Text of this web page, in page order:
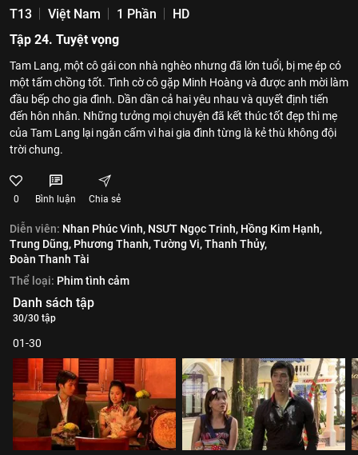
T13 Việt Nam 1 Phần
HD
Tập 24. Tuyệt vọng
Tam Lang, một cô gái con nhà nghèo nhưng đã lớn tuổi, bị mẹ ép có
một tấm chồng tốt. Tình cờ cô gặp Minh Hoàng và được anh mời làm
đầu bếp cho gia đình. Dần dần cả hai yêu nhau và quyết định tiến
đến hôn nhân. Những tưởng mọi chuyện đã kết thúc tốt đẹp thì mẹ
của Tam Lang lại ngăn cấm vì hai gia đình từng là kẻ thù không đội
trời chung.
0 Bình luận Chia sẻ
Diễn viên: Nhan Phúc Vinh, NSƯT Ngọc Trinh, Hồng Kim Hạnh,
Trung Dũng, Phương Thanh,Tường Vi,Thanh Thủy,
Đoàn Thanh Tài
Thể loại: Phim tình cảm
Danh sách tập
30/30 tập
01-30